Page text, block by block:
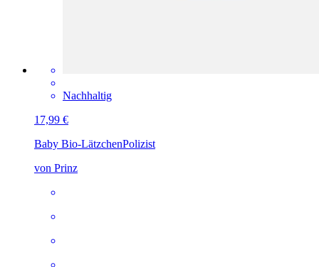
Nachhaltig
17,99 €
Baby Bio-LätzchenPolizist
von Prinz